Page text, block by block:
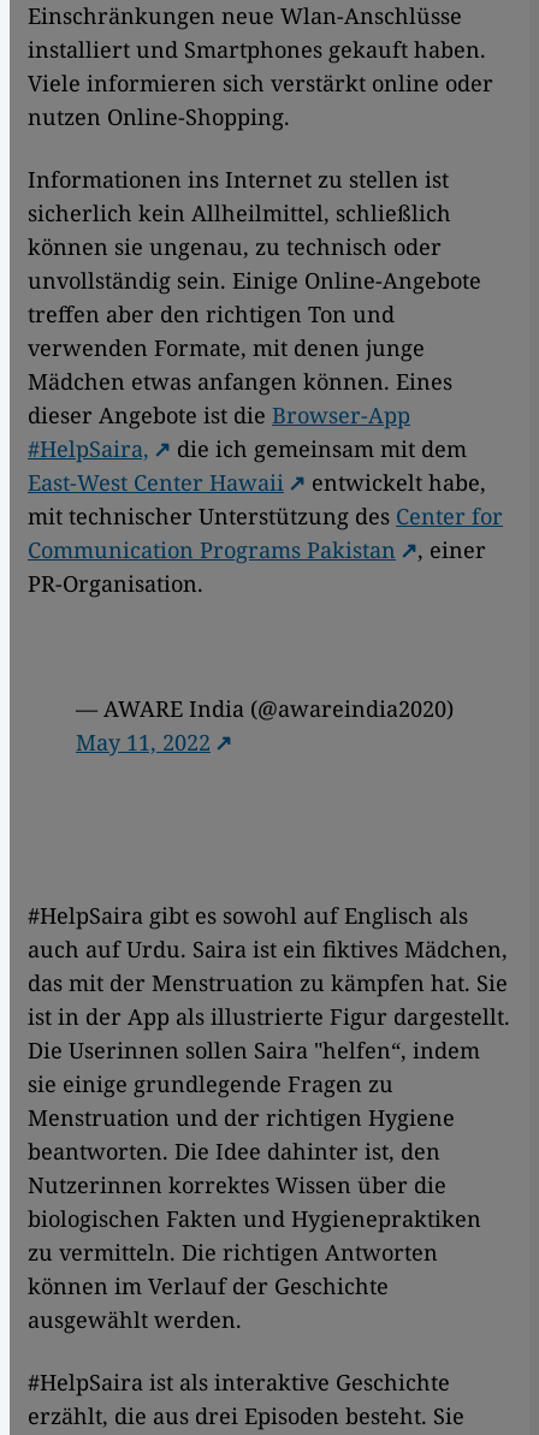
Einschränkungen neue Wlan-Anschlüsse
installiert und Smartphones gekauft haben.
Viele informieren sich verstärkt online oder
nutzen Online-Shopping.
Informationen ins Internet zu stellen ist
sicherlich kein Allheilmittel, schließlich
können sie ungenau, zu technisch oder
unvollständig sein. Einige Online-Angebote
treffen aber den richtigen Ton und
verwenden Formate, mit denen junge
Mädchen etwas anfangen können. Eines
dieser Angebote ist die Browser-App
#HelpSaira,
die ich gemeinsam mit dem
East-West Center Hawaii
entwickelt habe,
mit technischer Unterstützung des Center for
Communication Programs Pakistan
, einer
PR-Organisation.
— AWARE India (@awareindia2020)
May 11, 2022
#HelpSaira gibt es sowohl auf Englisch als
auch auf Urdu. Saira ist ein fiktives Mädchen,
das mit der Menstruation zu kämpfen hat. Sie
ist in der App als illustrierte Figur dargestellt.
Die Userinnen sollen Saira "helfen“, indem
sie einige grundlegende Fragen zu
Menstruation und der richtigen Hygiene
beantworten. Die Idee dahinter ist, den
Nutzerinnen korrektes Wissen über die
biologischen Fakten und Hygienepraktiken
zu vermitteln. Die richtigen Antworten
können im Verlauf der Geschichte
ausgewählt werden.
#HelpSaira ist als interaktive Geschichte
erzählt, die aus drei Episoden besteht. Sie